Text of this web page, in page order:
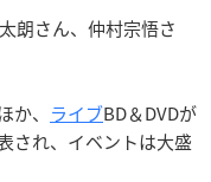
朗さん、仲村宗悟さ
、 ライブBD＆DVDが
され、イベントは大盛